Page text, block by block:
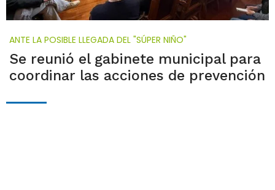
ANTE LA POSIBLE LLEGADA DEL "SÚPER NIÑO"
Se reunió el gabinete municipal para
coordinar las acciones de prevención